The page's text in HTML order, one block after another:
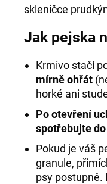
skleničce
Jak pejska
Krmivo stačí
mírně ohřát
horké ani
Po otevření
spotřebujte do
Pokud je váš
granule,
psy postupně.